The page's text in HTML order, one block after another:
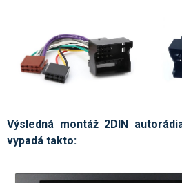
Výsledná montáž 2DIN
vypadá takto: